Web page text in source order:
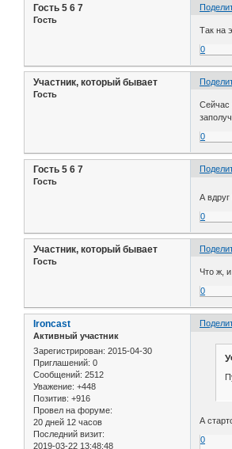
Гость 5 6 7
Гость
Так на
0
Участник, который бывает
Гость
Сейчас
0
Гость 5 6 7
Гость
А вдруг
0
Участник, который бывает
Гость
Что ж,
0
Ironcast
Активный участник
Зарегистрирован: 2015-04-30
Приглашений: 0
Сообщений: 2512
Уважение: +448
Позитив: +916
Провел на форуме:
20 дней 12 часов
Последний визит:
2019-03-22 13:48:48
А
0